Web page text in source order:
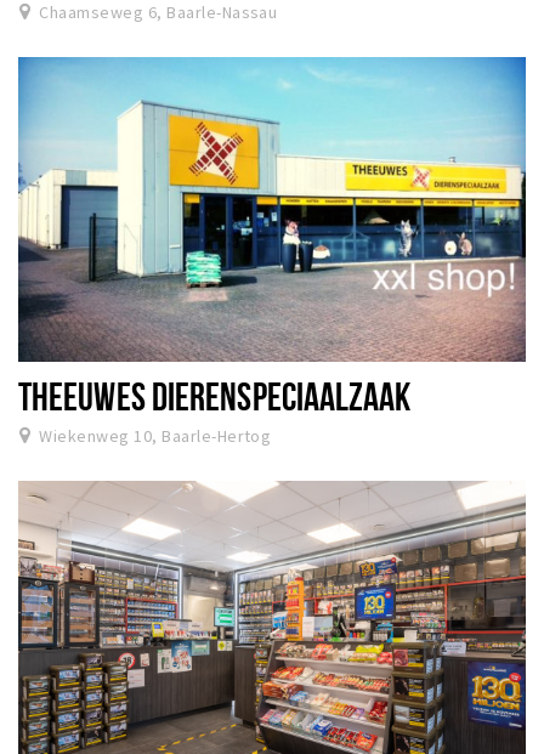
Chaamseweg 6, Baarle-Nassau
THEEUWES DIERENSPECIAALZAAK
Wiekenweg 10, Baarle-Hertog